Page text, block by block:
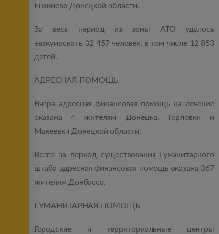
Енакиево Донецкой области.
За весь период из зоны АТО удалось
эвакуировать 32 457 человек, в том числе 12 853
детей.
АДРЕСНАЯ ПОМОЩЬ
Вчера адресная финансовая помощь на лечение
оказана 4 жителям Донецка, Горловки и
Макеевки Донецкой области.
Всего за период существования Гуманитарного
штаба адресная финансовая помощь оказана 367
жителям Донбасса.
ГУМАНИТАРНАЯ ПОМОЩЬ
Городские и территориальные центры